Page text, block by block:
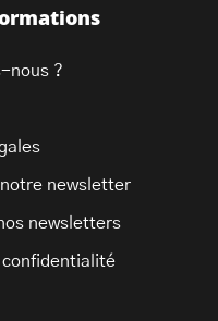
nous ?
newsletter
newsletters
confidentialité